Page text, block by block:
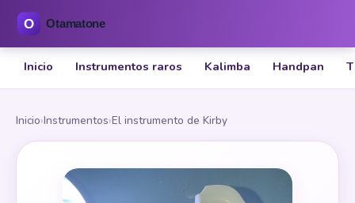
Inicio Instrumentos raros Kalimba Handpan
Inicio›Instrumentos›El instrumento de Kirby